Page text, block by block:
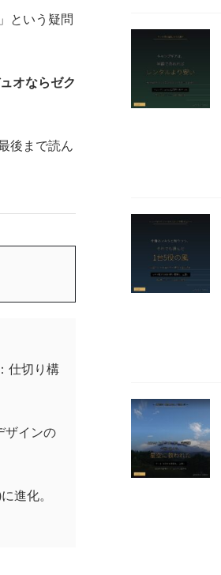
」という疑問
オならゼク
後まで読ん
：仕切り構
ザインの
進化。